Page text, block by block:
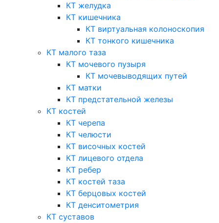
КТ желудка
КТ кишечника
КТ виртуальная колоноскопия
КТ тонкого кишечника
КТ малого таза
КТ мочевого пузыря
КТ мочевыводящих путей
КТ матки
КТ предстательной железы
КТ костей
КТ черепа
КТ челюсти
КТ височных костей
КТ лицевого отдела
КТ ребер
КТ костей таза
КТ берцовых костей
КТ денситометрия
КТ суставов